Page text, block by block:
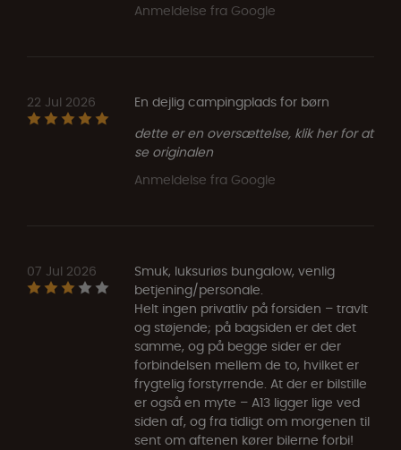
Anmeldelse fra Google
22 Jul 2026
En dejlig campingplads for børn
dette er en oversættelse, klik her for at
se originalen
Anmeldelse fra Google
07 Jul 2026
Smuk, luksuriøs bungalow, venlig
betjening/personale.
Helt ingen privatliv på forsiden – travlt
og støjende; på bagsiden er det det
samme, og på begge sider er der
forbindelsen mellem de to, hvilket er
frygtelig forstyrrende. At der er bilstille
er også en myte – A13 ligger lige ved
siden af, og fra tidligt om morgenen til
sent om aftenen kører bilerne forbi!